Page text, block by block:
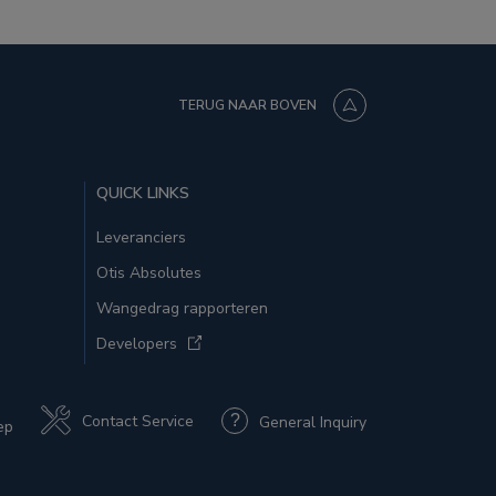
TERUG NAAR BOVEN
QUICK LINKS
Leveranciers
Otis Absolutes
Wangedrag rapporteren
Developers
Contact Service General Inquiry